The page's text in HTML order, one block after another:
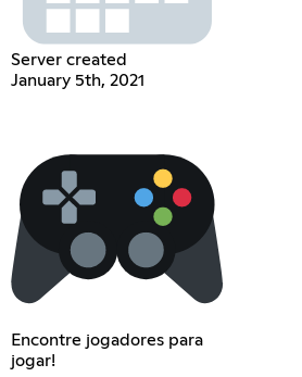
Server created
January 5th, 2021
Encontre jogadores para
jogar!